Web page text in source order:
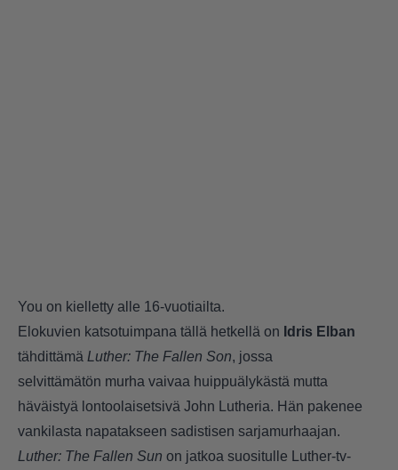
You on kielletty alle 16-vuotiailta.
Elokuvien katsotuimpana tällä hetkellä on Idris Elban
tähdittämä Luther: The Fallen Son, jossa
selvittämätön murha vaivaa huippuälykästä mutta
häväistyä lontoolaisetsivä John Lutheria. Hän pakenee
vankilasta napatakseen sadistisen sarjamurhaajan.
Luther: The Fallen Sun on jatkoa suositulle Luther-tv-